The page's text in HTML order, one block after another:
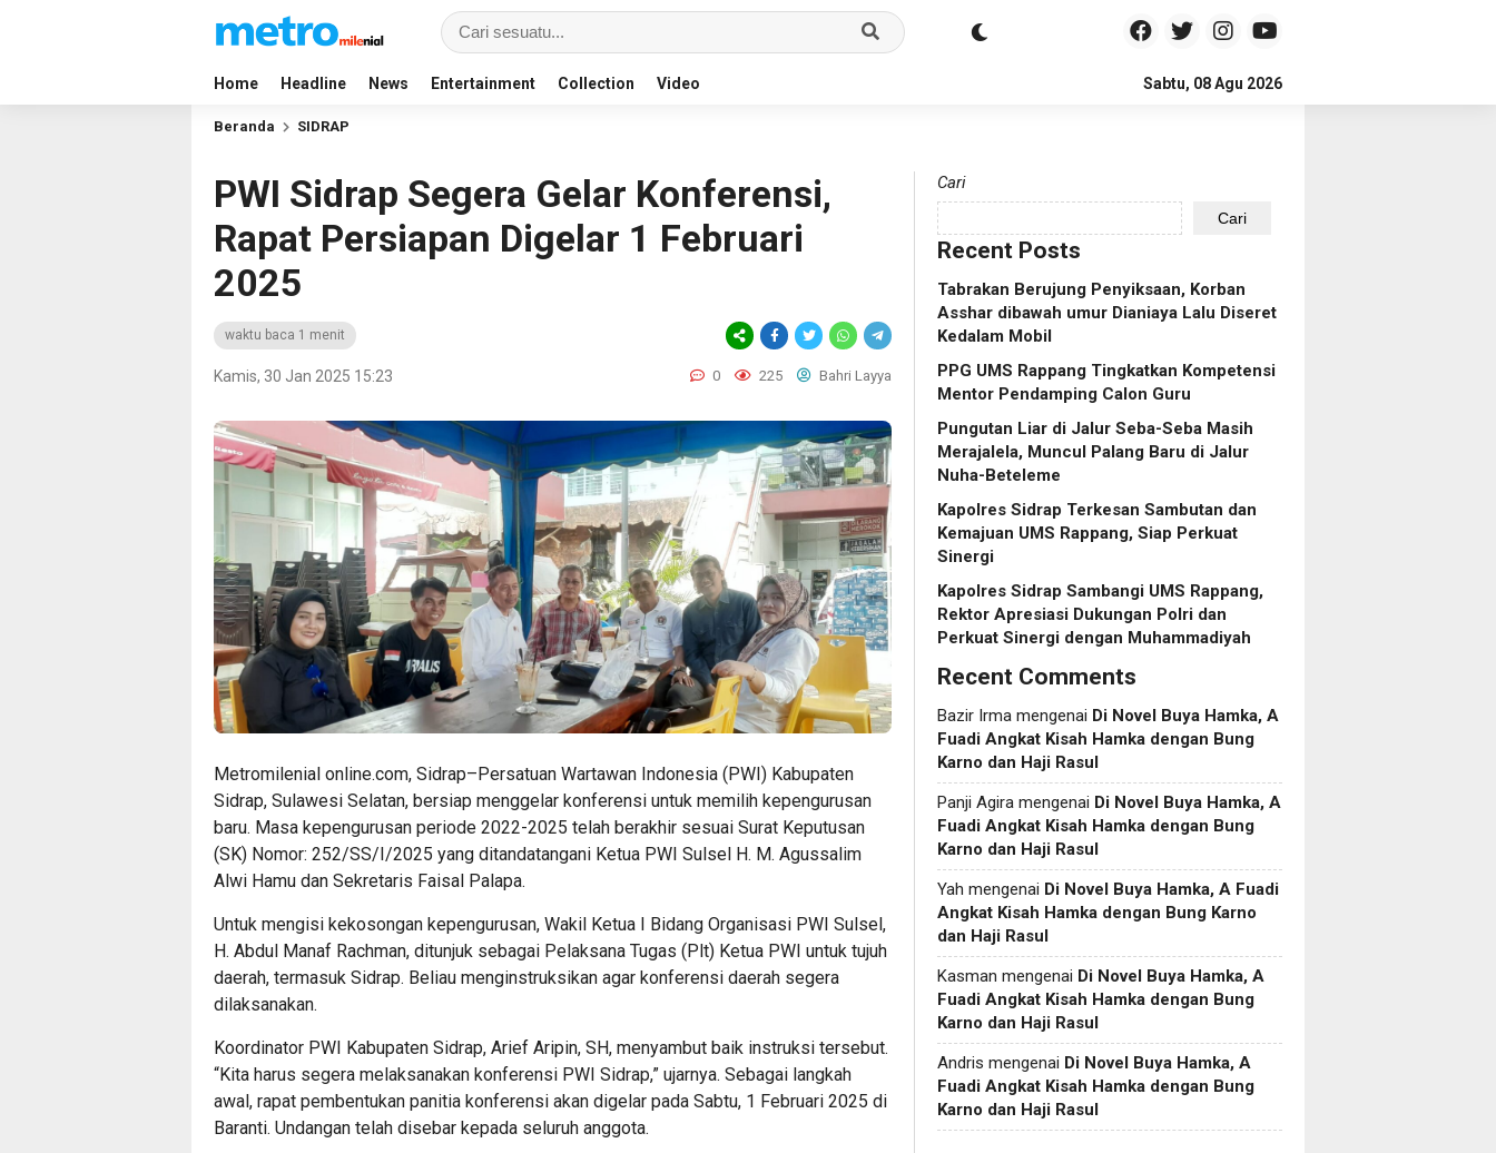
Home Headline News Entertainment Collection Video Sabtu, 08 Agu 2026
Beranda SIDRAP
PWI Sidrap Segera Gelar Konferensi,
Rapat Persiapan Digelar 1 Februari
2025
waktu baca 1 menit
Kamis, 30 Jan 2025 15:23 0 225 Bahri Layya
Metromilenial online.com, Sidrap–Persatuan Wartawan Indonesia (PWI) Kabupaten
Sidrap, Sulawesi Selatan, bersiap menggelar konferensi untuk memilih kepengurusan
baru. Masa kepengurusan periode 2022-2025 telah berakhir sesuai Surat Keputusan
(SK) Nomor: 252/SS/I/2025 yang ditandatangani Ketua PWI Sulsel H. M. Agussalim
Alwi Hamu dan Sekretaris Faisal Palapa.
Untuk mengisi kekosongan kepengurusan, Wakil Ketua I Bidang Organisasi PWI Sulsel,
H. Abdul Manaf Rachman, ditunjuk sebagai Pelaksana Tugas (Plt) Ketua PWI untuk tujuh
daerah, termasuk Sidrap. Beliau menginstruksikan agar konferensi daerah segera
dilaksanakan.
Koordinator PWI Kabupaten Sidrap, Arief Aripin, SH, menyambut baik instruksi tersebut.
“Kita harus segera melaksanakan konferensi PWI Sidrap,” ujarnya. Sebagai langkah
awal, rapat pembentukan panitia konferensi akan digelar pada Sabtu, 1 Februari 2025 di
Baranti. Undangan telah disebar kepada seluruh anggota.
Cari
Cari
Recent Posts
Tabrakan Berujung Penyiksaan, Korban
Asshar dibawah umur Dianiaya Lalu Diseret
Kedalam Mobil
PPG UMS Rappang Tingkatkan Kompetensi
Mentor Pendamping Calon Guru
Pungutan Liar di Jalur Seba-Seba Masih
Merajalela, Muncul Palang Baru di Jalur
Nuha-Beteleme
Kapolres Sidrap Terkesan Sambutan dan
Kemajuan UMS Rappang, Siap Perkuat
Sinergi
Kapolres Sidrap Sambangi UMS Rappang,
Rektor Apresiasi Dukungan Polri dan
Perkuat Sinergi dengan Muhammadiyah
Recent Comments
Bazir Irma mengenai Di Novel Buya Hamka, A
Fuadi Angkat Kisah Hamka dengan Bung
Karno dan Haji Rasul
Panji Agira mengenai Di Novel Buya Hamka, A
Fuadi Angkat Kisah Hamka dengan Bung
Karno dan Haji Rasul
Yah mengenai Di Novel Buya Hamka, A Fuadi
Angkat Kisah Hamka dengan Bung Karno
dan Haji Rasul
Kasman mengenai Di Novel Buya Hamka, A
Fuadi Angkat Kisah Hamka dengan Bung
Karno dan Haji Rasul
Andris mengenai Di Novel Buya Hamka, A
Fuadi Angkat Kisah Hamka dengan Bung
Karno dan Haji Rasul